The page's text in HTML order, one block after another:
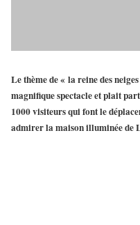
Le thème de « la reine des neiges
magnifique spectacle et plait
1000 visiteurs qui font le
admirerla maison illuminée de